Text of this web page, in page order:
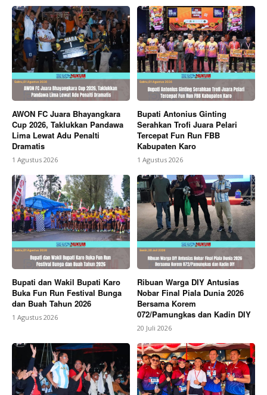
AWON FC Juara Bhayangkara
Cup 2026, Taklukkan Pandawa
Lima Lewat Adu Penalti
Dramatis
1 Agustus 2026
Bupati Antonius Ginting
Serahkan Trofi Juara Pelari
Tercepat Fun Run FBB
Kabupaten Karo
1 Agustus 2026
Bupati dan Wakil Bupati Karo
Buka Fun Run Festival Bunga
dan Buah Tahun 2026
1 Agustus 2026
Ribuan Warga DIY Antusias
Nobar Final Piala Dunia 2026
Bersama Korem
072/Pamungkas dan Kadin DIY
20 Juli 2026